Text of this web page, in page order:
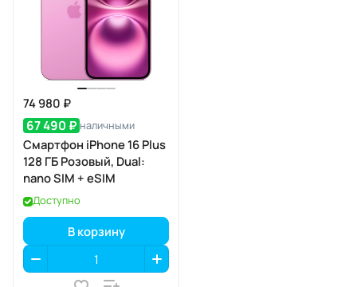
74 980 ₽
67 490 ₽ наличными
Смартфон iPhone 16 Plus
128 ГБ Розовый, Dual:
nano SIM + eSIM
Доступно
В корзину